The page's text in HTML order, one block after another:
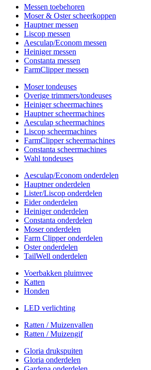
Messen toebehoren
Moser & Oster scheerkoppen
Hauptner messen
Liscop messen
Aesculap/Econom messen
Heiniger messen
Constanta messen
FarmClipper messen
Moser tondeuses
Overige trimmers/tondeuses
Heiniger scheermachines
Hauptner scheermachines
Aesculap scheermachines
Liscop scheermachines
FarmClipper scheermachines
Constanta scheermachines
Wahl tondeuses
Aesculap/Econom onderdelen
Hauptner onderdelen
Lister/Liscop onderdelen
Eider onderdelen
Heiniger onderdelen
Constanta onderdelen
Moser onderdelen
Farm Clipper onderdelen
Oster onderdelen
TailWell onderdelen
Voerbakken pluimvee
Katten
Honden
LED verlichting
Ratten / Muizenvallen
Ratten / Muizengif
Gloria drukspuiten
Gloria onderdelen